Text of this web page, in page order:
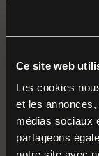
Ce site web
Les cookies
et les
médias sociaux
partageons
Le musée
lundi 17
Durant
rentrée et
Nous vous